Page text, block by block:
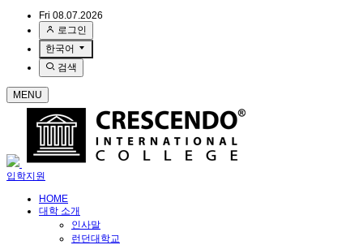
Fri 08.07.2026
로그인
한국어
검색
MENU
입학지원
HOME
대학 소개
인사말
런던대학교